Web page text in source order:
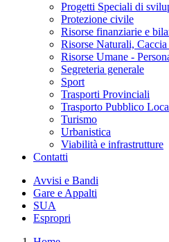
Progetti Speciali di
Protezione civile
Risorse finanziarie e
Risorse Naturali, Caccia
Risorse Umane -
Segreteria generale
Sport
Trasporti Provinciali
Trasporto Pubblico
Turismo
Urbanistica
Viabilità e infrastrutture
Contatti
Avvisi e Bandi
Gare e Appalti
SUA
Espropri